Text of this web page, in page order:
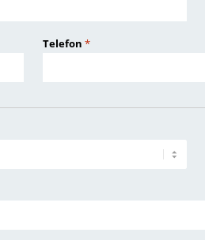
Telefon *